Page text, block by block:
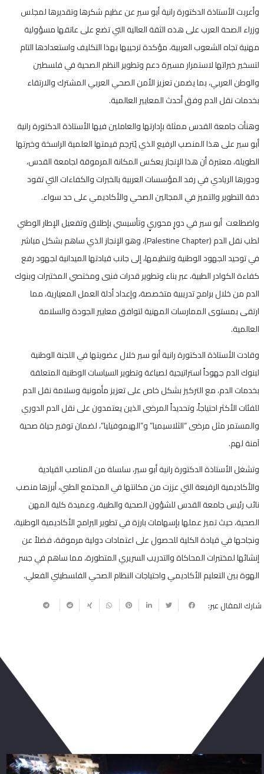
وأعربت الأستاذة الدكتورة رانية أبو سير عن عظيم شكرها وتقديرها لمجلس
وزراء الصحة العرب على هذه الثقة العالية التي تضع على عاتقها مسؤولية
مهنية تجاه الشعوب العربية، مؤكدة ترحيبها بهذا التكليف واستعدادها التام
لتسخير خبراتها لاستمرار مسيرة دعم وتطوير النظم الصحية في فلسطين
والوطن العربي، بما يضمن تعزيز الأمن الصحي العربي المشترك والارتقاء
بخدمات نقل الدم وفق أحدث المعايير العالمية.
و​هنأت جامعة القدس ممثلة بإدارتها والعاملين فيها الأستاذة الدكتورة رانية
أبو سير على هذا المنصب الرفيع الذي يُترجم قيمتها العلمية الراسخة وخبرتها
الطويلة، معتبرة أن هذا الإنجاز يعكس المكانة المرموقة لجامعة القدس،
ودورها الريادي في رفد المؤسسات العربية بالخبرات والكفاءات التي تقود
دفة التطوير والتميز في المجالين الصحي والأكاديمي على حد سواء.
و​اضطلعت أبو سير في دورٍ محوريٍ وتأسيسي بإطلاق وتفعيل الإطار الوطني
لطب نقل الدم (Palestine Chapter)، وهو الإنجاز الذي ساهم بشكل مباشر
في توحيد الجهود الوطنية وتنظيمها، إلى جانب قيادتها الميدانية لجهود رفع
كفاءة الكوادر الطبية، عبر بناء وتطوير قدرات فنيي ومختصي المختبرات وبنوك
الدم من خلال برامج تدريبية متخصصة، وإعداد أدلة العمل المعيارية، مما
ارتقى بمستوى الممارسات المهنية لتوافق معايير الجودة والسلامة
العالمية.
و​قادت الأستاذة الدكتورة رانية أبو سير خلال عضويتها في اللجنة الوطنية
لبنوك الدم جهوداً استراتيجية لصياغة وتطوير السياسات الوطنية المتعلقة
بخدمات الدم، مع التركيز بشكل خاص على تعزيز مأمونية وسلامة نقل الدم
للفئات الأكثر احتياجاً، وتحديداً المرضى الذين يعتمدون على نقل الدم الدوري
والمستمر مثل مرضى “الثلاسيميا” و”الهيموفيليا”، لضمان توفير حياة صحية
آمنة لهم.
وتشغل الأستاذة الدكتورة رانية أبو سير، سلسلة من المناصب القيادية
والأكاديمية الرفيعة التي عززت من مكانتها في المجتمع الطبي، أبرزها منصب
نائب رئيس جامعة القدس للشؤون الصحية والطبية، وعميدة كلية المهن
الصحية، حيث تميز عملها بإسهامات بارزة في تطوير البرامج الأكاديمية الوطنية،
ونجاحها في قيادة الكلية للحصول على اعتمادات دولية مرموقة، فضلاً عن
إنشائها لمختبرات المحاكاة والتدريب السريري المتطورة، مما ساهم في جسر
الهوة بين التعليم الأكاديمي واحتياجات النظام الصحي الفلسطيني الفعلي.
شارك المقال عبر: